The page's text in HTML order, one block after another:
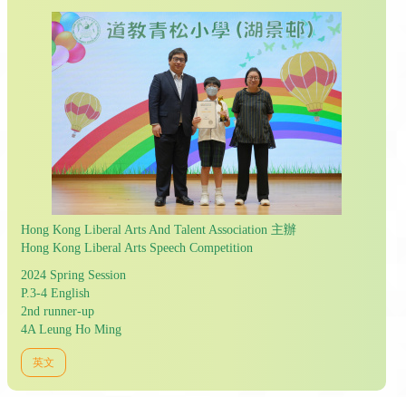
Hong Kong Liberal Arts And Talent Association 主辦
Hong Kong Liberal Arts Speech Competition
2024 Spring Session
P.3-4 English
2nd runner-up
4A Leung Ho Ming
英文